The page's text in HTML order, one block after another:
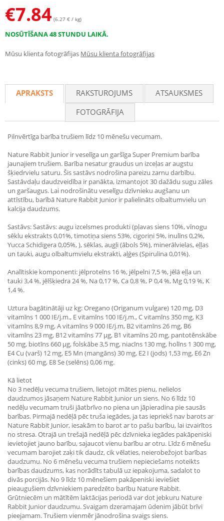
€7.84 (6.27 € / kg)
NOSŪTĪŠANA 48 STUNDU LAIKĀ.
Mūsu klienta fotogrāfijas Mūsu klienta fotogrāfijas
APRAKSTS RAKSTUROJUMS
ATSAUKSMES
FOTOGRĀFIJA
Pilnvērtīga barība trušiem līdz 10 mēnešu vecumam.
Nature Rabbit Junior ir veselīga un garšīga Super Premium barība
jaunajiem trušiem. Barība nesatur graudus un izceļas ar augstu
šķiedrvielu saturu. Šis sastāvs nodrošina pareizu zarnu darbību.
Sastāvdaļu daudzveidība ir panākta, izmantojot 30 dažādu sugu zāles
un garšaugus. Lai nodrošinātu veselīgu dzīvnieku augšanu un
attīstību, barībā Nature Rabbit Junior ir palielināts olbaltumvielu un
kalcija daudzums.
Sastāvs: Sastāvs: augu izcelsmes produkti (pļavas siens 10%, vīnogu
sēklu ekstrakts 0,01%, timotiņa siens 53%, cigoriņi 5%, inulīns 0,2%,
Yucca Schidigera 0,05%, ), sēklas, augļi (ābols 5%), minerālvielas, eļļas
un tauki, augu olbaltumvielu ekstrakti, aļģes (Spirulina 0,01%).
Analītiskie komponenti: jēlproteīns 16 %, jēlpelni 7,5 %, jēlā eļļa un
tauki 3,4 %, jēlšķiedra 24 %, Na 0,17 %, Ca 0,8 %, P 0,4 %, Mg 0,19 %, K
1,4 %.
Uztura bagātinātāji uz kg: Oregano (Origanum vulgare) 120 mg, D3
vitamīns 1 000 IE/j.m., E vitamīns 100 IE/j.m., C vitamīns 350 mg, K3
vitamīns 8,9 mg, A vitamīns 9 000 IE/j.m, B2 vitamīns 26 mg, B6
vitamīns 23 mg, B12 vitamīns 77 μg, B1 vitamīns 20 mg, pantotēnskābe
50 mg, biotīns 660 μg, folskābe 3,5 mg, niacīns 130 mg, holīns 1 300 mg,
E4 Cu (varš) 12 mg, E5 Mn (mangāns) 30 mg, E2 I (jods) 1,53 mg, E6 Zn
(cinks) 60 mg, E8 Se (selēns) 0,06 mg.
Kā lietot
No 3 nedēļu vecuma trušiem, lietojot mātes pienu, nelielos
daudzumos jāsaņem Nature Rabbit Junior un siens. No 6 līdz 10
nedēļu vecumam truši jāatbrīvo no piena un jāpieradina pie sausās
barības. Pirmajā nedēļā pēc truša iegādes, ja tas iepriekš nav barots ar
Nature Rabbit Junior, iesakām to barot ar to pašu barību, lai izvairītos
no stresa. Otrajā un trešajā nedēļā pēc dzīvnieka iegādes pakāpeniski
ievietojiet jauno barību, sajaucot vienu barību ar otru. Līdz 6 mēnešu
vecumam barojiet zaķi tik daudz, cik vēlaties, neierobežojot barības
daudzumu. No 6 mēnešu vecuma trušiem nepieciešams noteikts
barības daudzums, kas norādīts tabulā uz iepakojuma, sadalot to
divās porcijās. No 9 līdz 10 mēnešiem pakāpeniski ieviešiet
pieaugušiem dzīvniekiem paredzēto barību Nature Rabbit.
Grūtniecēm un mātītēm laktācijas periodā var dot jebkuru Nature
Rabbit Junior daudzumu. Svaigam dzeramajam ūdenim jābūt brīvi
pieejamam. Trušiem vienmēr jānodrošina svaigs siens.